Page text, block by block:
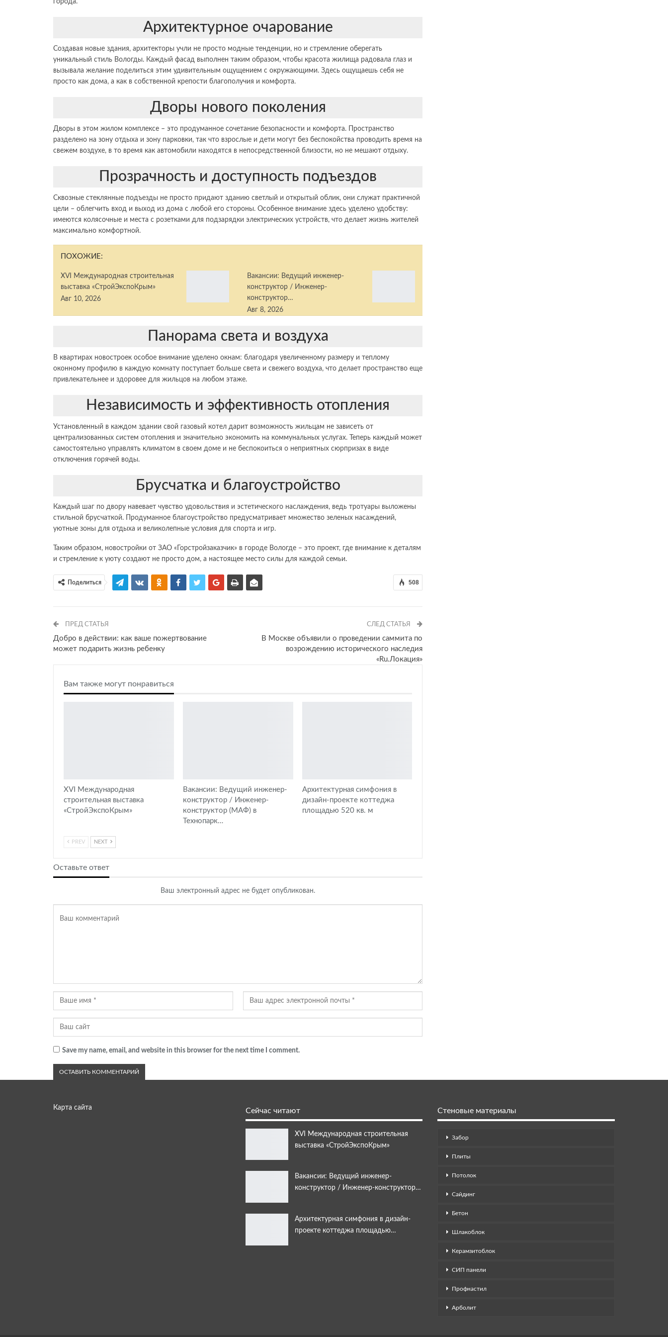
города.
Архитектурное очарование
Создавая новые здания, архитекторы учли не просто модные тенденции, но и стремление оберегать
уникальный стиль Вологды. Каждый фасад выполнен таким образом, чтобы красота жилища радовала глаз и
вызывала желание поделиться этим удивительным ощущением с окружающими. Здесь ощущаешь себя не
просто как дома, а как в собственной крепости благополучия и комфорта.
Дворы нового поколения
Дворы в этом жилом комплексе – это продуманное сочетание безопасности и комфорта. Пространство
разделено на зону отдыха и зону парковки, так что взрослые и дети могут без беспокойства проводить время на
свежем воздухе, в то время как автомобили находятся в непосредственной близости, но не мешают отдыху.
Прозрачность и доступность подъездов
Сквозные стеклянные подъезды не просто придают зданию светлый и открытый облик, они служат практичной
цели – облегчить вход и выход из дома с любой его стороны. Особенное внимание здесь уделено удобству:
имеются колясочные и места с розетками для подзарядки электрических устройств, что делает жизнь жителей
максимально комфортной.
ПОХОЖИЕ:
XVI Международная строительная
выставка «СтройЭкспоКрым»
Авг 10, 2026
Вакансии: Ведущий инженер-
конструктор / Инженер-
конструктор…
Авг 8, 2026
Панорама света и воздуха
В квартирах новостроек особое внимание уделено окнам: благодаря увеличенному размеру и теплому
оконному профилю в каждую комнату поступает больше света и свежего воздуха, что делает пространство еще
привлекательнее и здоровее для жильцов на любом этаже.
Независимость и эффективность отопления
Установленный в каждом здании свой газовый котел дарит возможность жильцам не зависеть от
централизованных систем отопления и значительно экономить на коммунальных услугах. Теперь каждый может
самостоятельно управлять климатом в своем доме и не беспокоиться о неприятных сюрпризах в виде
отключения горячей воды.
Брусчатка и благоустройство
Каждый шаг по двору навевает чувство удовольствия и эстетического наслаждения, ведь тротуары выложены
стильной брусчаткой. Продуманное благоустройство предусматривает множество зеленых насаждений,
уютные зоны для отдыха и великолепные условия для спорта и игр.
Таким образом, новостройки от ЗАО «Горстройзаказчик» в городе Вологде – это проект, где внимание к деталям
и стремление к уюту создают не просто дом, а настоящее место силы для каждой семьи.
508
Поделиться
ПРЕД СТАТЬЯ
Добро в действии: как ваше пожертвование
может подарить жизнь ребенку
СЛЕД СТАТЬЯ
В Москве объявили о проведении саммита по
возрождению исторического наследия
«Ru.Локация»
Вам также могут понравиться
XVI Международная
строительная выставка
«СтройЭкспоКрым»
Вакансии: Ведущий инженер-
конструктор / Инженер-
конструктор (МАФ) в
Технопарк…
Архитектурная симфония в
дизайн-проекте коттеджа
площадью 520 кв. м
PREV NEXT
Оставьте ответ
Ваш электронный адрес не будет опубликован.
Save my name, email, and website in this browser for the next time I comment.
Карта сайта Сейчас читают
XVI Международная строительная
выставка «СтройЭкспоКрым»
Вакансии: Ведущий инженер-
конструктор / Инженер-конструктор…
Архитектурная симфония в дизайн-
проекте коттеджа площадью…
Стеновые материалы
Забор
Плиты
Потолок
Сайдинг
Бетон
Шлакоблок
Керамзитоблок
СИП панели
Профнастил
Арболит